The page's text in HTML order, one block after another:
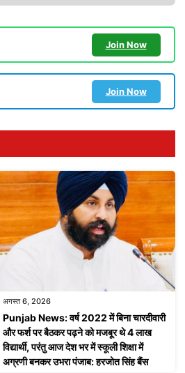
Join Now
Join Now
अगस्त 6, 2026
Punjab News: वर्ष 2022 में बिना चारदीवारी
और फर्श पर बैठकर पढ़ने को मजबूर थे 4 लाख
विद्यार्थी, परंतु आज देश भर में स्कूली शिक्षा में
अग्रणी बनकर उभरा पंजाब: हरजोत सिंह बैंस